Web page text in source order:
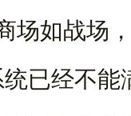
场如战场
已经不